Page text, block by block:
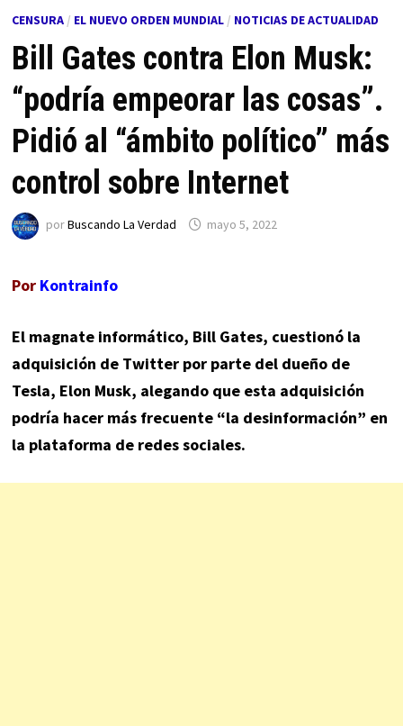
CENSURA/ EL NUEVO ORDEN MUNDIAL/ NOTICIAS DE ACTUALIDAD
Bill Gates contra Elon Musk:
“podría empeorar las cosas”.
Pidió al “ámbito político” más
control sobre Internet
porBuscando La Verdad mayo 5, 2022
Por Kontrainfo
El magnate informático, Bill Gates, cuestionó la
adquisición de Twitter por parte del dueño de
Tesla, Elon Musk, alegando que esta adquisición
podría hacer más frecuente “la desinformación” en
la plataforma de redes sociales.